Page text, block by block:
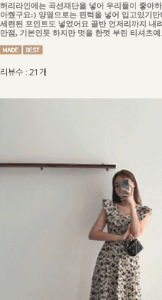
허리라인에는 곡선재단을 넣어 우리들이 좋아
아줬구요:) 양옆으로는 핀턱을 넣어 입고있기
세련된 포인트도 넣었어요 골반 언저리까지 내
만점, 기본인듯 하지만 멋을 한껏 부린 티셔츠예
리뷰수 : 21개